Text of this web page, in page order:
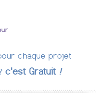
chaque projet
c'est Gratuit !